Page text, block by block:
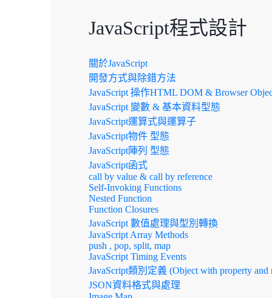
JavaScript程式設計
關於JavaScript
開發方式與除錯方法
JavaScript 操作HTML DOM & Browser
JavaScript 變數 & 基本資料型態
JavaScript運算式與運算子
JavaScript物件 型態
JavaScript陣列 型態
JavaScript函式
call by value & call by reference
Self-Invoking Functions
Nested Function
Function Closures
JavaScript 數值處理與型別轉換
JavaScript Array Methods
push , pop, split, map
JavaScript Timing Events
JavaScript類別定義 (Object with property and
JSON資料格式與處理